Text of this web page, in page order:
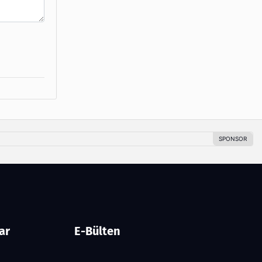
E-Bülten